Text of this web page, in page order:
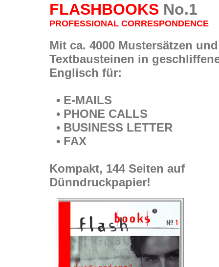
FLASHBOOKS No.1
PROFESSIONAL CORRESPONDENCE
Mit ca. 4000 Mustersätzen und
Textbausteinen in
Englisch für:
• E-MAILS
• PHONE CALLS
• BUSINESS LETTER
• FAX
Kompakt, 144 Seiten auf
Dünndruckpapier!